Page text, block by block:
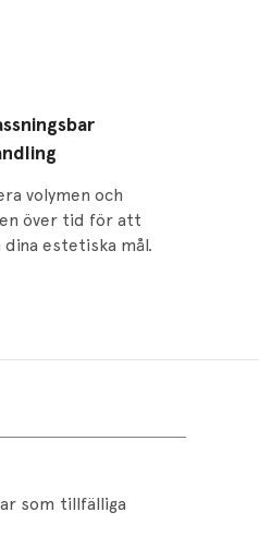
volymen och
över tid för att
dina estetiska mål.
som tillfälliga